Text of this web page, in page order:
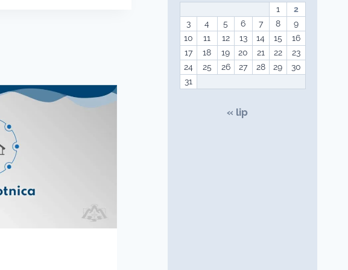
1
2
3
4 5 6 7 8
9
10
11 12 13 14 15
16
17
18 19 20 21 22
23
24
25 26 27 28 29
30
31
« lip